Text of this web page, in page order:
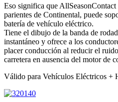
Eso significa que
parientes de Continental, puede
batería de vehículo eléctrico.
Tiene el dibujo de la banda de
instantáneo y ofrece a los
placer conducción al reducir el
carretera en ausencia del motor de
Válido para Vehículos Eléctricos +